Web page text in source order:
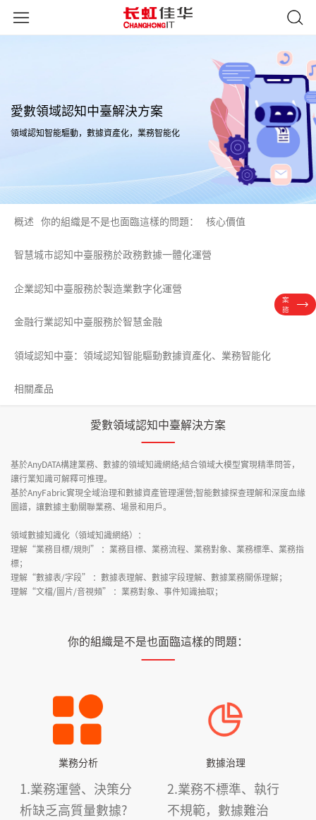
愛數領域認知中臺解決方案
領域認知智能驅動，數據資產化，業務智能化
概述 你的組織是不是也面臨這樣的問題： 核心價值
智慧城市認知中臺服務於政務數據一體化運營
企業認知中臺服務於製造業數字化運營
金融行業認知中臺服務於智慧金融
領域認知中臺：領域認知智能驅動數據資產化、業務智能化
相關產品
案
諮
愛數領域認知中臺解決方案
基於AnyDATA構建業務、數據的領域知識網絡;結合領域大模型實現精準問答，
讓行業知識可解釋可推理。
基於AnyFabric實現全域治理和數據資產管理運營;智能數據探查理解和深度血緣
圖譜，讓數據主動關聯業務、場景和用戶。
領域數據知識化（領域知識網絡）：
理解“業務目標/規則” ：業務目標、業務流程、業務對象、業務標準、業務指
標；
理解“數據表/字段” ：數據表理解、數據字段理解、數據業務關係理解；
理解“文檔/圖片/音視頻” ：業務對象、事件知識抽取；
你的組織是不是也面臨這樣的問題：
業務分析
1.業務運營、決策分
析缺乏高質量數據?
數據治理
2.業務不標準、執行
不規範，數據難治